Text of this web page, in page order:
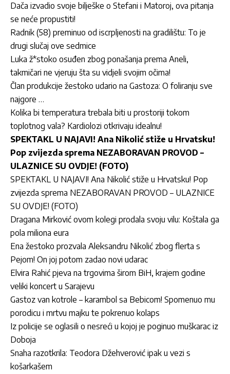
Dača izvadio svoje bilješke o Stefani i Matoroj, ova pitanja
se neće propustiti!
Radnik (58) preminuo od iscrpljenosti na gradilištu: To je
drugi slučaj ove sedmice
Luka ž*stoko osuđen zbog ponašanja prema Aneli,
takmičari ne vjeruju šta su vidjeli svojim očima!
Član produkcije žestoko udario na Gastoza: O foliranju sve
najgore …
Kolika bi temperatura trebala biti u prostoriji tokom
toplotnog vala? Kardiolozi otkrivaju idealnu!
SPEKTAKL U NAJAVI! Ana Nikolić stiže u Hrvatsku!
Pop zvijezda sprema NEZABORAVAN PROVOD –
ULAZNICE SU OVDJE! (FOTO)
SPEKTAKL U NAJAVI! Ana Nikolić stiže u Hrvatsku! Pop
zvijezda sprema NEZABORAVAN PROVOD – ULAZNICE
SU OVDJE! (FOTO)
Dragana Mirković ovom kolegi prodala svoju vilu: Koštala ga
pola miliona eura
Ena žestoko prozvala Aleksandru Nikolić zbog flerta s
Pejom! On joj potom zadao novi udarac
Elvira Rahić pjeva na trgovima širom BiH, krajem godine
veliki koncert u Sarajevu
Gastoz van kotrole – karambol sa Bebicom! Spomenuo mu
porodicu i mrtvu majku te pokrenuo kolaps
Iz policije se oglasili o nesreći u kojoj je poginuo muškarac iz
Doboja
Snaha razotkrila: Teodora Džehverović ipak u vezi s
košarkašem